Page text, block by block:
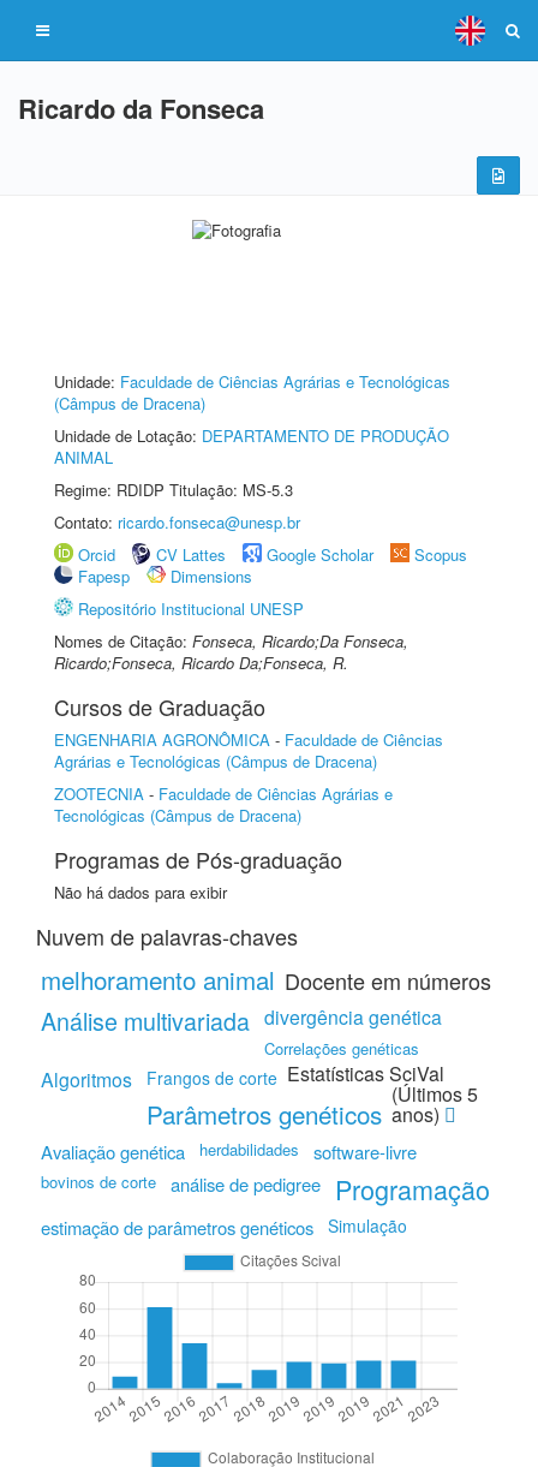
Ricardo da Fonseca
Unidade: Faculdade de Ciências Agrárias e Tecnológicas
(Câmpus de Dracena)
Unidade de Lotação: DEPARTAMENTO DE PRODUÇÃO
ANIMAL
Regime: RDIDP Titulação: MS-5.3
Contato: ricardo.fonseca@unesp.br
Orcid
CV Lattes Google Scholar
Scopus
Fapesp
Dimensions
Repositório Institucional UNESP
Nomes de Citação: Fonseca, Ricardo;Da Fonseca,
Ricardo;Fonseca, Ricardo Da;Fonseca, R.
Cursos de Graduação
ENGENHARIA AGRONÔMICA - Faculdade de Ciências
Agrárias e Tecnológicas (Câmpus de Dracena)
ZOOTECNIA - Faculdade de Ciências Agrárias e
Tecnológicas (Câmpus de Dracena)
Programas de Pós-graduação
Não há dados para exibir
Nuvem de palavras-chaves
melhoramento animal
Análise multivariada divergência genética
Correlações genéticas
Algoritmos Frangos de corte
Parâmetros genéticos
Avaliação genética herdabilidades software-livre
bovinos de corte análise de pedigree Programação
estimação de parâmetros genéticos Simulação
Docente em números
Estatísticas SciVal
(Últimos 5
anos)